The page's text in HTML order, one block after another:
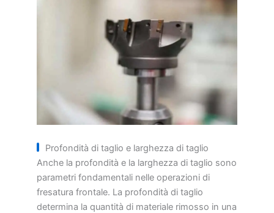
Profondità di taglio e larghezza di taglio
Anche la profondità e la larghezza di taglio sono
parametri fondamentali nelle operazioni di
fresatura frontale. La profondità di taglio
determina la quantità di materiale rimosso in una